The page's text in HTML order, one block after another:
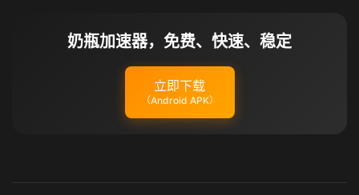
奶瓶加速器，免费、快速、稳定
立即下载
（Android APK）